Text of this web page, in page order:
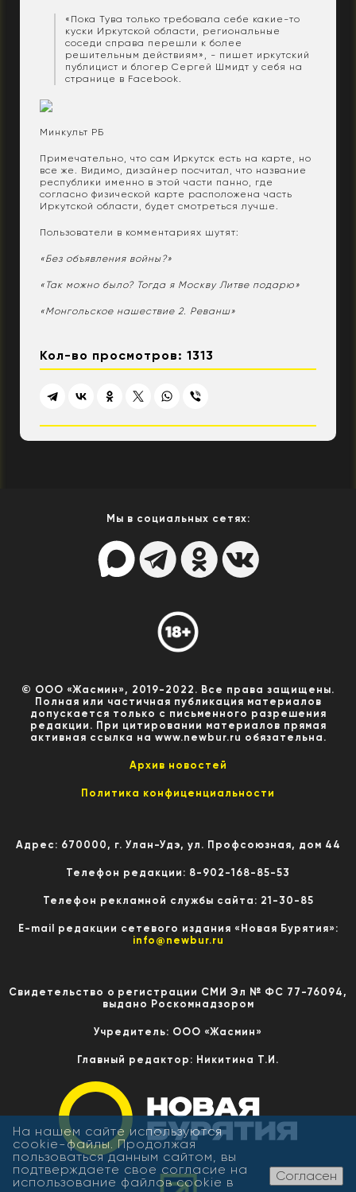
«Пока Тува только требовала себе какие-то
куски Иркутской области, региональные
соседи справа перешли к более
решительным действиям», - пишет иркутский
публицист и блогер Сергей Шмидт у себя на
странице в Facebook.
Минкульт РБ
Примечательно, что сам Иркутск есть на карте, но
все же. Видимо, дизайнер посчитал, что название
республики именно в этой части панно, где
согласно физической карте расположена часть
Иркутской области, будет смотреться лучше.
Пользователи в комментариях шутят:
«Без объявления войны?»
«Так можно было? Тогда я Москву Литве подарю»
«Монгольское нашествие 2. Реванш»
Кол-во просмотров: 1313
Мы в социальных сетях:
© ООО «Жасмин», 2019-2022. Все права защищены.
Полная или частичная публикация материалов
допускается только с письменного разрешения
редакции. При цитировании материалов прямая
активная ссылка на www.newbur.ru обязательна.
Архив новостей
Политика конфиценциальности
Адрес: 670000, г. Улан-Удэ, ул. Профсоюзная, дом 44
Телефон редакции: 8-902-168-85-53
Телефон рекламной службы сайта: 21-30-85
E-mail редакции сетевого издания «Новая Бурятия»:
info@newbur.ru
Свидетельство о регистрации СМИ Эл № ФС 77-76094,
выдано Роскомнадзором
Учредитель: ООО «Жасмин»
Главный редактор: Никитина Т.И.
На нашем сайте используются
cookie-файлы. Продолжая
пользоваться данным сайтом, вы
подтверждаете свое согласие на
использование файлов cookie в
Согласен